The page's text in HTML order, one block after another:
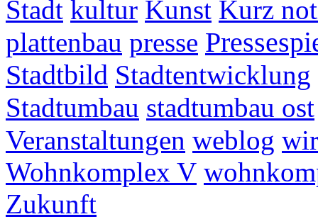
Stadt kultur Kunst Kurz
plattenbau presse
Stadtbild Stadtentwicklung
Stadtumbau stadtumbau ost
Veranstaltungen weblog
Wohnkomplex V
Zukunft